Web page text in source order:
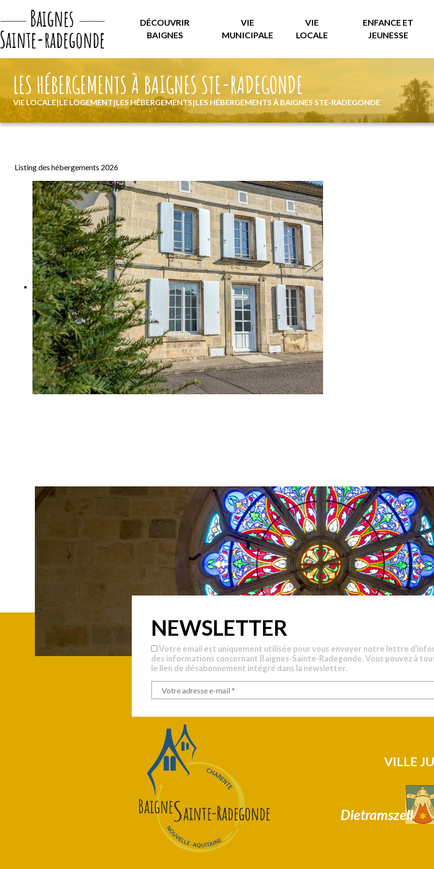
DÉCOUVRIR
BAIGNES
VIE
MUNICIPALE
VIE
LOCALE
ENFANCE ET
JEUNESSE
VIE LOCALE|LE LOGEMENT|LES HÉBERGEMENTS|LES HÉBERGEMENTS À BAIGNES STE-RADEGONDE
LES HÉBERGEMENTS À BAIGNES STE-RADEGONDE
Listing des hébergements 2026
NEWSLETTER
Votre email est uniquement utilisée pour vous envoyer notre lettre
des informations concernant Baignes-Sainte-Radegonde. Vous pouvez à
le lien de désabonnement intégré dans la newsletter.
VILLE
Dietramszell